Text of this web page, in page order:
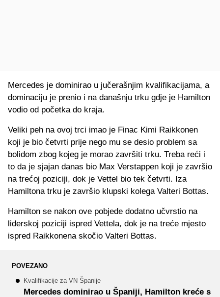
Mercedes je dominirao u jučerašnjim kvalifikacijama, a
dominaciju je prenio i na današnju trku gdje je Hamilton
vodio od početka do kraja.
Veliki peh na ovoj trci imao je Finac Kimi Raikkonen
koji je bio četvrti prije nego mu se desio problem sa
bolidom zbog kojeg je morao završiti trku. Treba reći i
to da je sjajan danas bio Max Verstappen koji je završio
na trećoj poziciji, dok je Vettel bio tek četvrti. Iza
Hamiltona trku je završio klupski kolega Valteri Bottas.
Hamilton se nakon ove pobjede dodatno učvrstio na
liderskoj poziciji ispred Vettela, dok je na treće mjesto
ispred Raikkonena skočio Valteri Bottas.
POVEZANO
Kvalifikacije za VN Španije
Mercedes dominirao u Španiji, Hamilton kreće s